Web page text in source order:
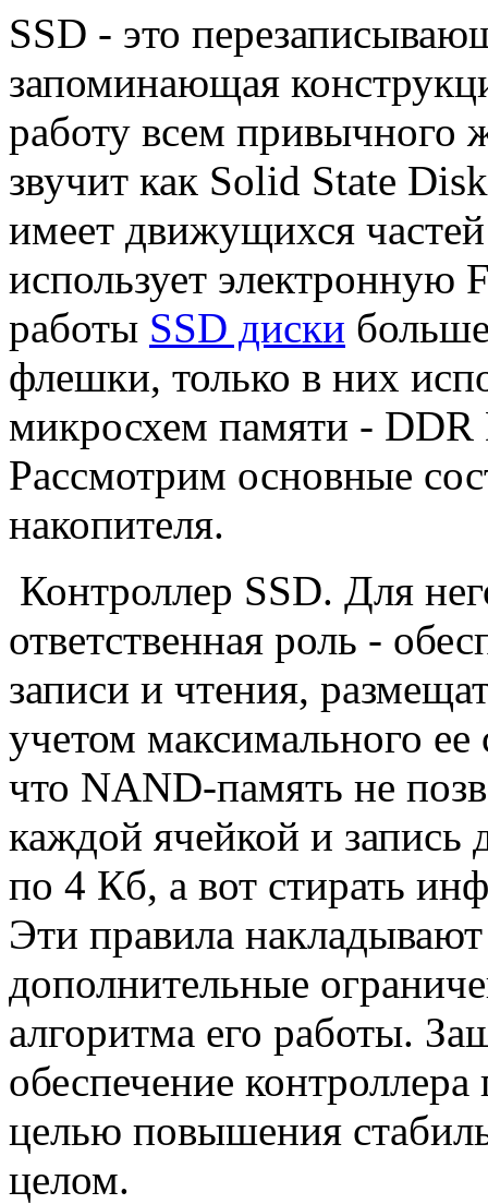
SSD - это
запоминающая
работу всем привычного
звучит как Solid State
имеет движущихся
использует
работы SSD диски
флешки, только в них
микросхем памяти -
Рассмотрим основные
накопителя.
Контроллер SSD. Для
ответственная роль -
записи и чтения,
учетом максимального
что NAND-память не
каждой ячейкой и запись
по 4 Кб, а вот стирать
Эти правила
дополнительные
алгоритма его работы.
обеспечение
целью повышения
целом.